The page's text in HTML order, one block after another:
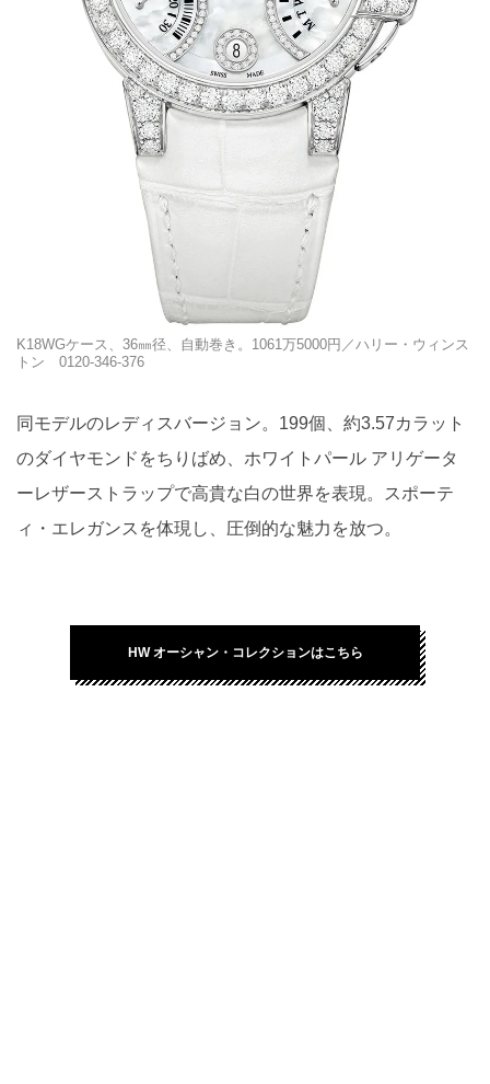
K18WGケース、36㎜径、自動巻き。1061万5000円／ハリー・ウィンス
トン 0120-346-376
同モデルのレディスバージョン。199個、約3.57カラット
のダイヤモンドをちりばめ、ホワイトパール アリゲータ
ーレザーストラップで高貴な白の世界を表現。スポーテ
ィ・エレガンスを体現し、圧倒的な魅力を放つ。
HW オーシャン・コレクションはこちら